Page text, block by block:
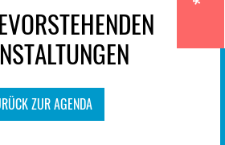
ZUR AGENDA